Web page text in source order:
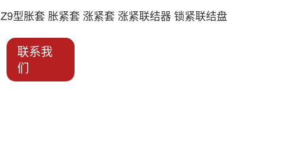
Z9型胀套 胀紧套 涨紧套 涨紧联结器 锁紧联结盘
联系我
们